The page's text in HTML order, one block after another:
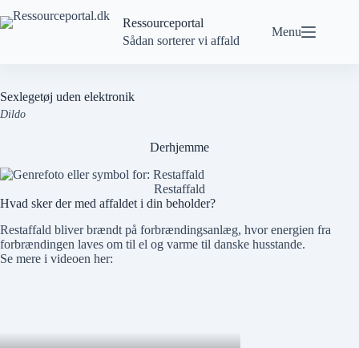
til
Ressourceportal
Sådan sorterer vi affald
Menu
Sexlegetøj uden elektronik
Dildo
Derhjemme
Restaffald
Hvad sker der med affaldet i din beholder?
Restaffald bliver brændt på forbrændingsanlæg, hvor energien fra
forbrændingen laves om til el og varme til danske husstande.
Se mere i videoen her: